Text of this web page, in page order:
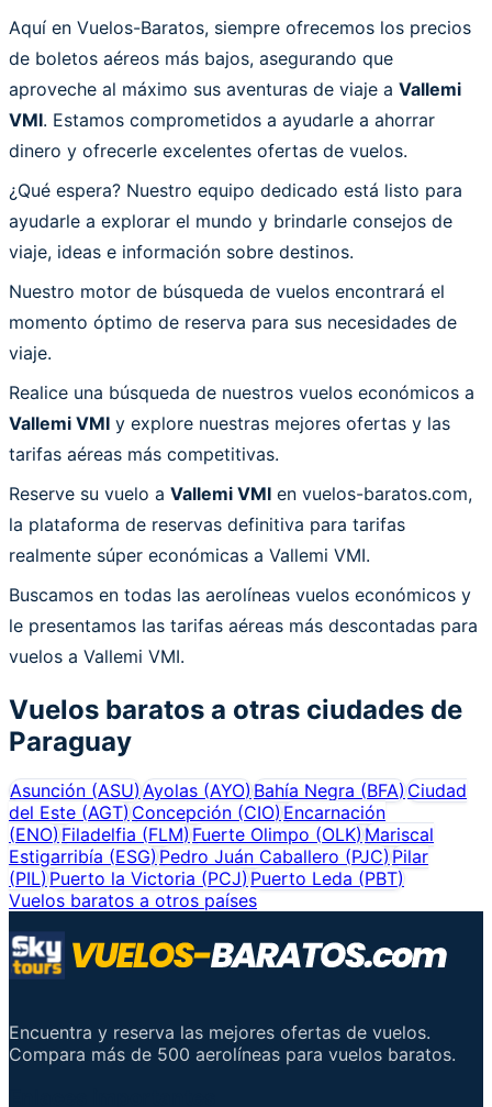
Aquí en Vuelos-Baratos, siempre ofrecemos los precios
de boletos aéreos más bajos, asegurando que
aproveche al máximo sus aventuras de viaje a Vallemi
VMI. Estamos comprometidos a ayudarle a ahorrar
dinero y ofrecerle excelentes ofertas de vuelos.
¿Qué espera? Nuestro equipo dedicado está listo para
ayudarle a explorar el mundo y brindarle consejos de
viaje, ideas e información sobre destinos.
Nuestro motor de búsqueda de vuelos encontrará el
momento óptimo de reserva para sus necesidades de
viaje.
Realice una búsqueda de nuestros vuelos económicos a
Vallemi VMI y explore nuestras mejores ofertas y las
tarifas aéreas más competitivas.
Reserve su vuelo a Vallemi VMI en vuelos-baratos.com,
la plataforma de reservas definitiva para tarifas
realmente súper económicas a Vallemi VMI.
Buscamos en todas las aerolíneas vuelos económicos y
le presentamos las tarifas aéreas más descontadas para
vuelos a Vallemi VMI.
Vuelos baratos a otras ciudades de
Paraguay
Asunción (ASU)Ayolas (AYO)Bahía Negra (BFA)Ciudad
del Este (AGT)Concepción (CIO) Encarnación
(ENO)Filadelfia (FLM) Fuerte Olimpo (OLK) Mariscal
Estigarribía (ESG)Pedro Juán Caballero (PJC) Pilar
(PIL)Puerto la Victoria (PCJ) Puerto Leda (PBT)
Vuelos baratos a otros países
Encuentra y reserva las mejores ofertas de vuelos.
Compara más de 500 aerolíneas para vuelos baratos.